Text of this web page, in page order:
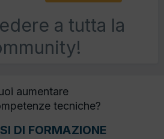
a tutta la
aumentare
tecniche?
DI FORMAZIONE